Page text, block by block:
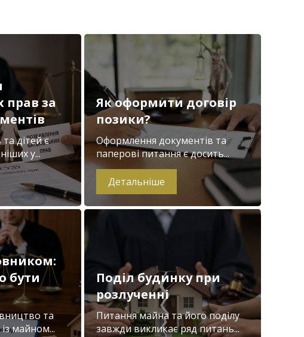
прав за
дітей є
у...
Як оформити договір
позики?
Оформлення документів та
паперові питання є досить...
Детальніше
бути
та
майном...
Поділ будинку при
розлученні
Питання майна та його поділу
завжди викликає ряд питань...